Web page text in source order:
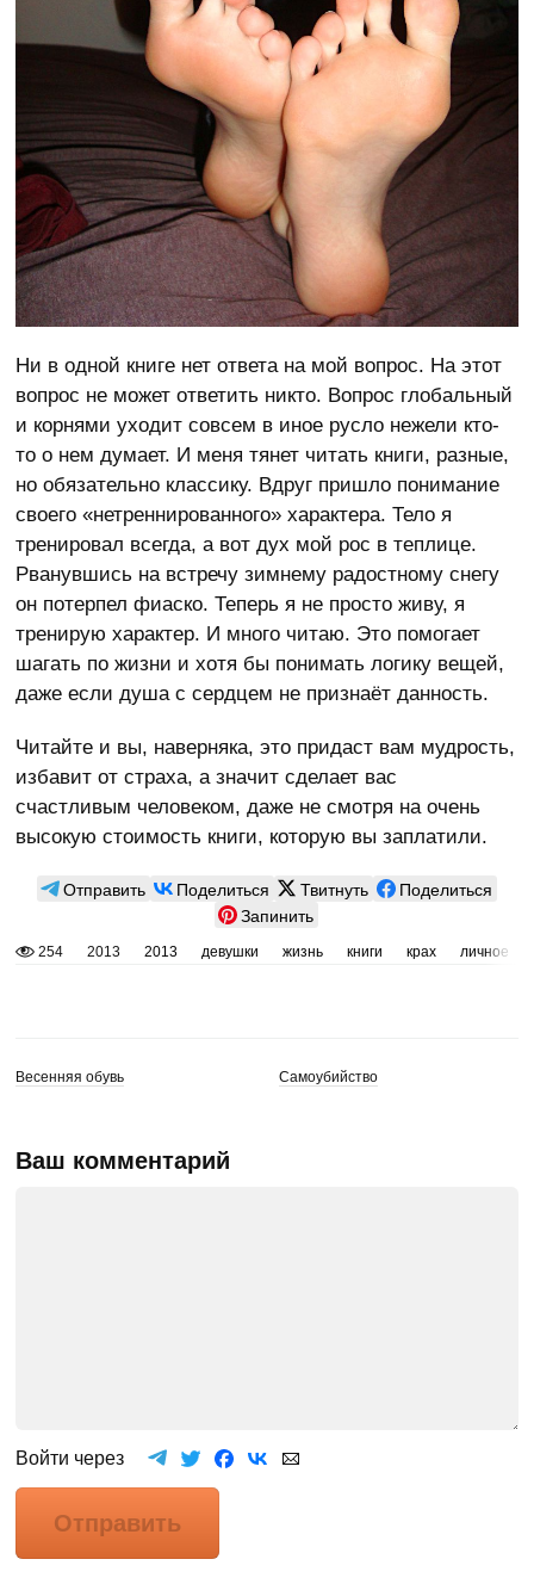
Ни в одной книге нет ответа на мой вопрос. На этот
вопрос не может ответить никто. Вопрос глобальный
и корнями уходит совсем в иное русло нежели кто-
то о нем думает. И меня тянет читать книги, разные,
но обязательно классику. Вдруг пришло понимание
своего «нетреннированного» характера. Тело я
тренировал всегда, а вот дух мой рос в теплице.
Рванувшись на встречу зимнему радостному снегу
он потерпел фиаско. Теперь я не просто живу, я
тренирую характер. И много читаю. Это помогает
шагать по жизни и хотя бы понимать логику вещей,
даже если душа с сердцем не признаёт данность.
Читайте и вы, наверняка, это придаст вам мудрость,
избавит от страха, а значит сделает вас
счастливым человеком, даже не смотря на очень
высокую стоимость книги, которую вы заплатили.
Отправить Поделиться Твитнуть
Поделиться
Запинить
254 2013 2013 девушки жизнь книги крах личное
Весенняя обувь Самоубийство
Ваш комментарий
Войти через
Отправить